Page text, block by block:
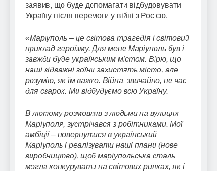
заявив, що буде допомагати відбудовувати
Україну після перемоги у війні з Росією.
«Маріуполь – це світова трагедія і світовий
приклад героїзму. Для мене Маріуполь був і
завжди буде українським містом. Вірю, що
наші відважні воїни захистять місто, але
розумію, як їм важко. Війна, звичайно, не час
для сварок. Ми відбудуємо всю Україну.
В лютому розмовляв з людьми на вулицях
Маріуполя, зустрічався з робітниками. Мої
амбіції – повернутися в український
Маріуполь і реалізувати наші плани (нове
виробництво), щоб маріупольська сталь
могла конкурувати на світових ринках, як і